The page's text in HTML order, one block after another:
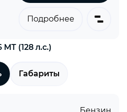
Подробнее
MT (128 л.с.)
Габариты